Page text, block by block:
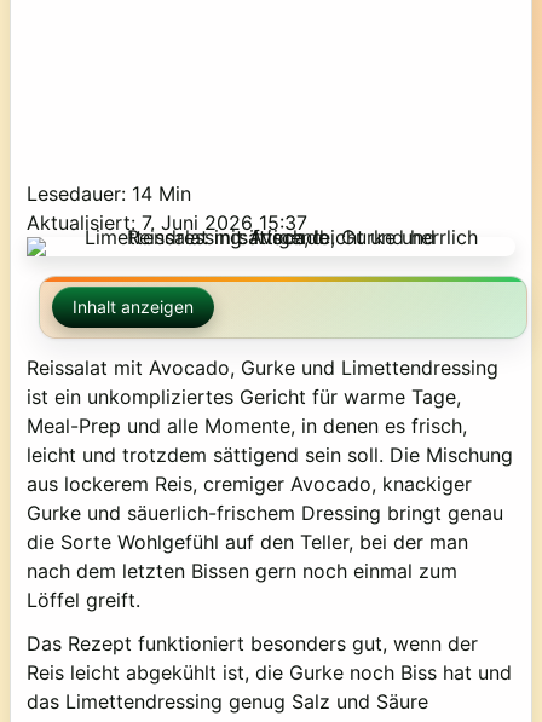
Lesedauer: 14 Min
Aktualisiert: 7. Juni 2026 15:37
Inhalt anzeigen
Reissalat mit Avocado, Gurke und Limettendressing
ist ein unkompliziertes Gericht für warme Tage,
Meal-Prep und alle Momente, in denen es frisch,
leicht und trotzdem sättigend sein soll. Die Mischung
aus lockerem Reis, cremiger Avocado, knackiger
Gurke und säuerlich-frischem Dressing bringt genau
die Sorte Wohlgefühl auf den Teller, bei der man
nach dem letzten Bissen gern noch einmal zum
Löffel greift.
Das Rezept funktioniert besonders gut, wenn der
Reis leicht abgekühlt ist, die Gurke noch Biss hat und
das Limettendressing genug Salz und Säure